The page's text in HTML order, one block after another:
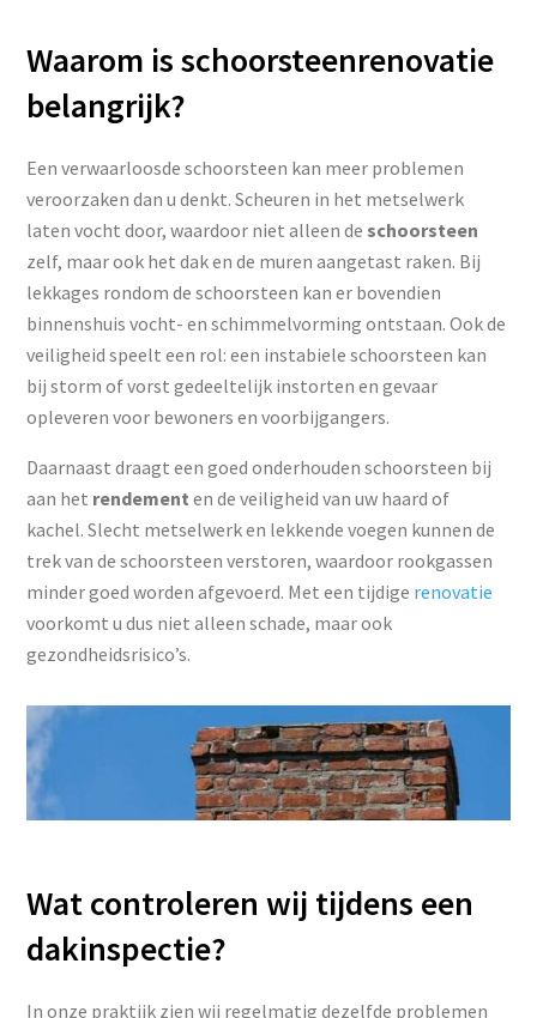
Waarom is schoorsteenrenovatie
belangrijk?
Een verwaarloosde schoorsteen kan meer problemen
veroorzaken dan u denkt. Scheuren in het metselwerk
laten vocht door, waardoor niet alleen de schoorsteen
zelf, maar ook het dak en de muren aangetast raken. Bij
lekkages rondom de schoorsteen kan er bovendien
binnenshuis vocht- en schimmelvorming ontstaan. Ook de
veiligheid speelt een rol: een instabiele schoorsteen kan
bij storm of vorst gedeeltelijk instorten en gevaar
opleveren voor bewoners en voorbijgangers.
Daarnaast draagt een goed onderhouden schoorsteen bij
aan het rendement en de veiligheid van uw haard of
kachel. Slecht metselwerk en lekkende voegen kunnen de
trek van de schoorsteen verstoren, waardoor rookgassen
minder goed worden afgevoerd. Met een tijdige renovatie
voorkomt u dus niet alleen schade, maar ook
gezondheidsrisico’s.
Wat controleren wij tijdens een
dakinspectie?
In onze praktijk zien wij regelmatig dezelfde problemen